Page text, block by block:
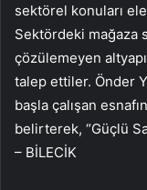
sektörel konuları
Sektördeki mağaza
çözülemeyen
talep ettiler. Önder
başla çalışan
belirterek, “Güçlü
– BİLECİK